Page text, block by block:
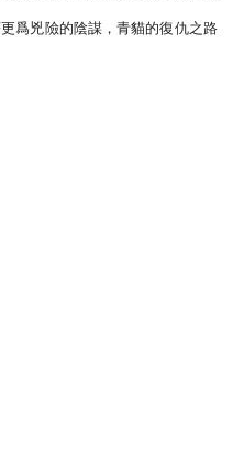
爲兇險的陰謀，青貓的復仇之路